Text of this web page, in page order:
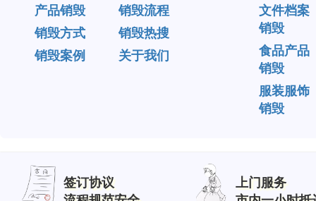
产品销毁
销毁流程
销毁方式
销毁热搜
销毁案例
关于我们
文件档案
销毁
食品产品
销毁
服装服饰
销毁
签订协议
上门服务